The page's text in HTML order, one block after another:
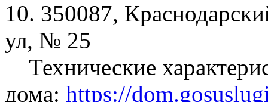
10. 350087,
ул, № 25
Технические
дома: https://